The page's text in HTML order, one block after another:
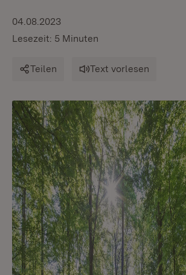
04.08.2023
Lesezeit: 5 Minuten
Teilen Text vorlesen